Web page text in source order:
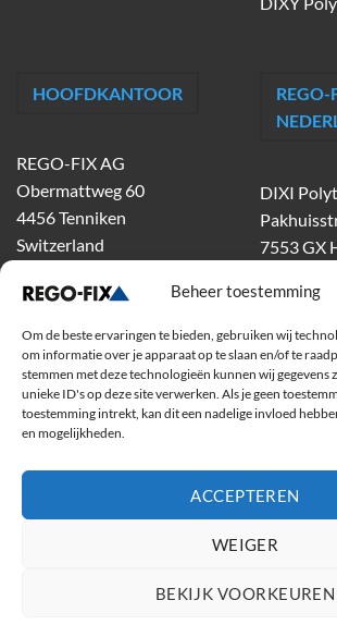
Beheer toestemming
Om de beste ervaringen te bieden, gebruiken wij
om informatie over je apparaat op te slaan en/of te
stemmen met deze technologieën kunnen wij gegevens
unieke ID's op deze site verwerken. Als je geen
toestemming intrekt, kan dit een nadelige invloed
en mogelijkheden.
ACCEPTEREN
WEIGER
BEKIJK VOORKEUREN
HOOFDKANTOOR
REGO-FIX AG
Obermattweg 60
4456 Tenniken
Switzerland
REGO-
DIXI
7553 GX
Volg ons